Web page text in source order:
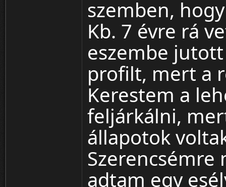
szemben,
Kb. 7 évre rá
eszembe
profilt, mert a
Kerestem a
feljárkálni,
állapotok
adtam egy